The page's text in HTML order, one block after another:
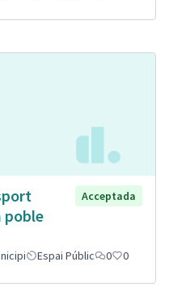
poble
Acceptada
Espai Públic 0 0